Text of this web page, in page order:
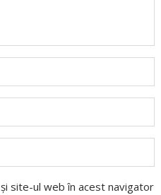
site-ul web în acest navigator